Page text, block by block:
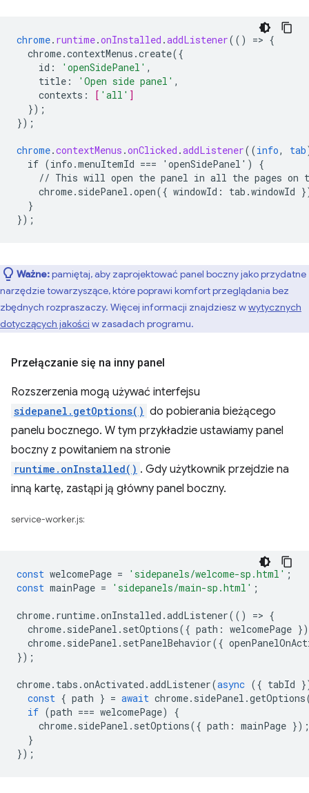
chrome. runtime.onInstalled .addListener(() => {
chrome.contextMenus.create({
id : 'openSidePanel' ,
title : 'Open side panel' ,
contexts : [ 'all' ]
});
});
chrome.contextMenus .onClicked .addListener((info, tab
if (info.menuItemId === 'openSidePanel')
{
// This will open the panel in all the pages on
chrome.sidePanel.open({ windowId : tab .windowId }
}
});
Ważne:pamiętaj, aby zaprojektować panel boczny jako przydatne
narzędzie towarzyszące, które poprawi komfort przeglądania bez
zbędnych rozpraszaczy. Więcej informacji znajdziesz wwytycznych
dotyczących jakości w zasadach programu.
Przełączanie się na inny panel
Rozszerzenia mogą używać interfejsu
sidepanel.getOptions() do pobierania bieżącego
panelu bocznego. W tym przykładzie ustawiamy panel
boczny z powitaniem na stronie
runtime.onInstalled() . Gdy użytkownik przejdzie na
inną kartę, zastąpi ją główny panel boczny.
service-worker.js:
const welcomePage = 'sidepanels/welcome-sp.html' ;
const mainPage = 'sidepanels/main-sp.html' ;
chrome. runtime.onInstalled .addListener(() => {
chrome. sidePanel . setOptions({ path : welcomePage
chrome. sidePanel . setPanelBehavior({
});
chrome. tabs .onActivated .addListener(async ({ tabId
const { path } = await chrome. sidePanel .getOptions
if (path === welcomePage)
{
chrome. sidePanel . setOptions({ path : mainPage });
}
});